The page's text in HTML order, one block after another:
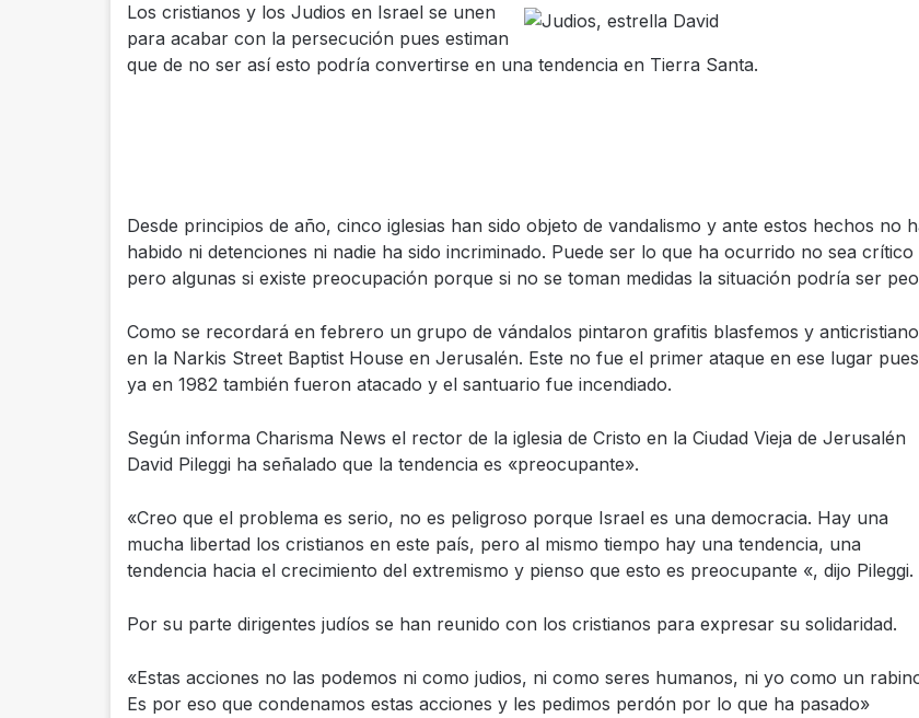
Los cristianos y los Judios en Israel se unen
para acabar con la persecución pues estiman
que de no ser así esto podría convertirse en una tendencia en Tierra Santa.
Desde principios de año, cinco iglesias han sido objeto de vandalismo y ante estos hechos no
habido ni detenciones ni nadie ha sido incriminado. Puede ser lo que ha ocurrido no sea crítico
pero algunas si existe preocupación porque si no se toman medidas la situación podría ser
Como se recordará en febrero un grupo de vándalos pintaron grafitis blasfemos y
en la Narkis Street Baptist House en Jerusalén. Este no fue el primer ataque en ese lugar pues
ya en 1982 también fueron atacado y el santuario fue incendiado.
Según informa Charisma News el rector de la iglesia de Cristo en la Ciudad Vieja de Jerusalén
David Pileggi ha señalado que la tendencia es «preocupante».
«Creo que el problema es serio, no es peligroso porque Israel es una democracia. Hay una
mucha libertad los cristianos en este país, pero al mismo tiempo hay una tendencia, una
tendencia hacia el crecimiento del extremismo y pienso que esto es preocupante «, dijo Pileggi.
Por su parte dirigentes judíos se han reunido con los cristianos para expresar su solidaridad.
«Estas acciones no las podemos ni como judios, ni como seres humanos, ni yo como un
Es por eso que condenamos estas acciones y les pedimos perdón por lo que ha pasado»